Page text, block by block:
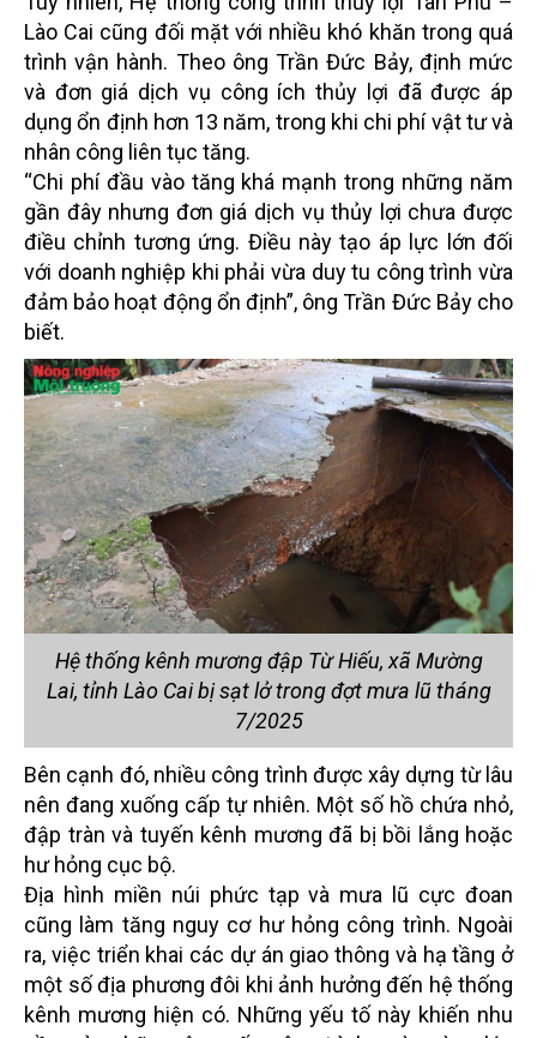
Lào Cai cũng đối mặt với nhiều khó khăn trong quá
trình vận hành. Theo ông Trần Đức Bảy, định mức
và đơn giá dịch vụ công ích thủy lợi đã được áp
dụng ổn định hơn 13 năm, trong khi chi phí vật tư và
nhân công liên tục tăng.
“Chi phí đầu vào tăng khá mạnh trong những năm
gần đây nhưng đơn giá dịch vụ thủy lợi chưa được
điều chỉnh tương ứng. Điều này tạo áp lực lớn đối
với doanh nghiệp khi phải vừa duy tu công trình vừa
đảm bảo hoạt động ổn định”, ông Trần Đức Bảy cho
biết.
Hệ thống kênh mương đập Từ Hiếu, xã Mường
Lai, tỉnh Lào Cai bị sạt lở trong đợt mưa lũ tháng
7/2025
Bên cạnh đó, nhiều công trình được xây dựng từ lâu
nên đang xuống cấp tự nhiên. Một số hồ chứa nhỏ,
đập tràn và tuyến kênh mương đã bị bồi lắng hoặc
hư hỏng cục bộ.
Địa hình miền núi phức tạp và mưa lũ cực đoan
cũng làm tăng nguy cơ hư hỏng công trình. Ngoài
ra, việc triển khai các dự án giao thông và hạ tầng ở
một số địa phương đôi khi ảnh hưởng đến hệ thống
kênh mương hiện có. Những yếu tố này khiến nhu